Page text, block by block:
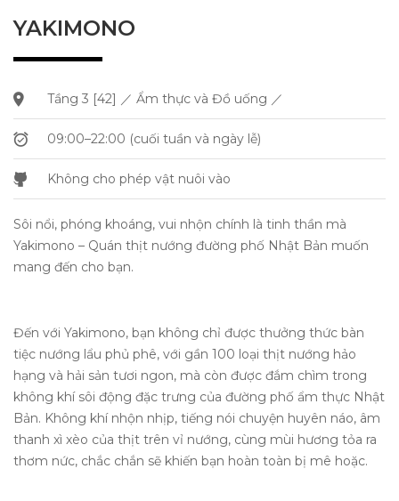
YAKIMONO
Tầng 3 [42] ／ Ẩm thực và Đồ uống ／
09:00–22:00 (cuối tuần và ngày lễ)
Không cho phép vật nuôi vào
Sôi nổi, phóng khoáng, vui nhộn chính là tinh thần mà
Yakimono – Quán thịt nướng đường phố Nhật Bản muốn
mang đến cho bạn.
Đến với Yakimono, bạn không chỉ được thưởng thức bàn
tiệc nướng lẩu phủ phê, với gần 100 loại thịt nướng hảo
hạng và hải sản tươi ngon, mà còn được đắm chìm trong
không khí sôi động đặc trưng của đường phố ẩm thực Nhật
Bản. Không khí nhộn nhịp, tiếng nói chuyện huyên náo, âm
thanh xì xèo của thịt trên vỉ nướng, cùng mùi hương tỏa ra
thơm nức, chắc chắn sẽ khiến bạn hoàn toàn bị mê hoặc.